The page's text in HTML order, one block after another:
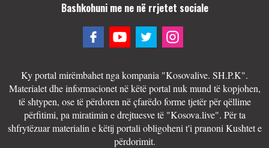
Bashkohuni me ne në rrjetet sociale
Ky portal mirëmbahet nga kompania "Kosovalive. SH.P.K".
Materialet dhe informacionet në këtë portal nuk mund të kopjohen,
të shtypen, ose të përdoren në çfarëdo forme tjetër për qëllime
përfitimi, pa miratimin e drejtuesve të "Kosova.live". Për ta
shfrytëzuar materialin e këtij portali obligoheni t'i pranoni Kushtet e
përdorimit.